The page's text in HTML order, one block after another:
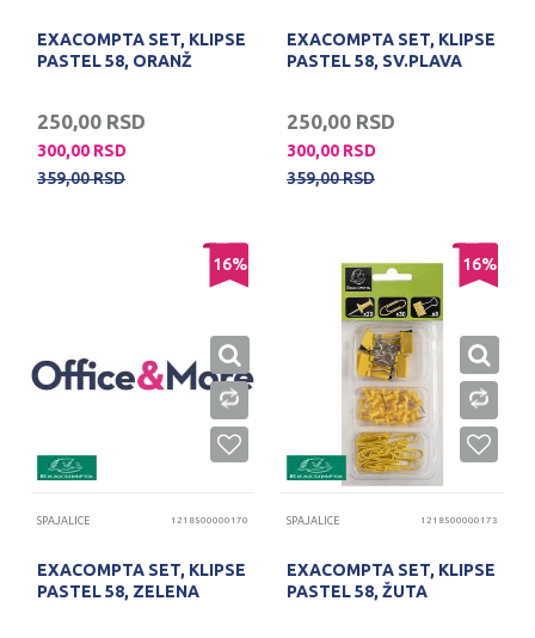
EXACOMPTA SET, KLIPSE
PASTEL 58, ORANŽ
250,00 RSD
300,00 RSD
359,00RSD
EXACOMPTA SET, KLIPSE
PASTEL 58, SV.PLAVA
250,00 RSD
300,00 RSD
359,00RSD
16%
SPAJALICE 1218500000170
EXACOMPTA SET, KLIPSE
PASTEL 58, ZELENA
16%
SPAJALICE 1218500000173
EXACOMPTA SET, KLIPSE
PASTEL 58, ŽUTA